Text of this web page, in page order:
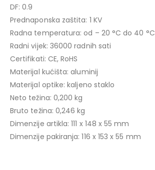
DF: 0.9
Prednaponska zaštita: 1 KV
Radna temperatura: od – 20 °C do 40 °C
Radni vijek: 36000 radnih sati
Certifikati: CE, RoHS
Materijal kućišta: aluminij
Materijal optike: kaljeno staklo
Neto težina: 0,200 kg
Bruto težina: 0,246 kg
Dimenzije artikla: 111 x 148 x 55 mm
Dimenzije pakiranja: 116 x 153 x 55 mm